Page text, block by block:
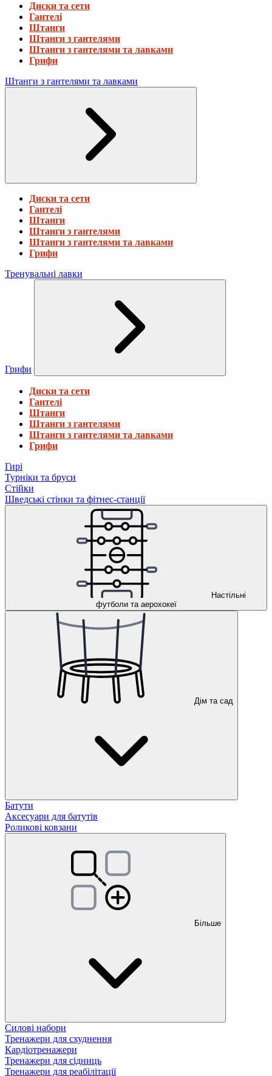
Диски та сети
Гантелі
Штанги
Штанги з гантелями
Штанги з гантелями та лавками
Грифи
Штанги з гантелями та лавками
Диски та сети
Гантелі
Штанги
Штанги з гантелями
Штанги з гантелями та лавками
Грифи
Тренувальні лавки
Грифи
Диски та сети
Гантелі
Штанги
Штанги з гантелями
Штанги з гантелями та лавками
Грифи
Гирі
Турніки та бруси
Стійки
Шведські стінки та фітнес-станції
Настільні
футболи та аерохокеї
Дім та сад
Батути
Аксесуари для батутів
Роликові ковзани
Більше
Силові набори
Тренажери для схуднення
Кардіотренажери
Тренажери для сідниць
Тренажери для реабілітації